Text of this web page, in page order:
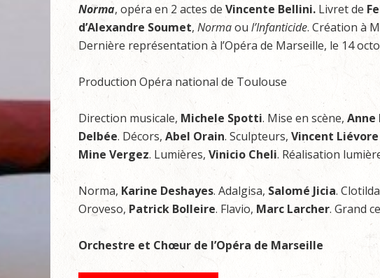
Norma, opéra en 2 actes de Vincente Bellini. Livret de
d’Alexandre Soumet, Normaou l’Infanticide. Création à
Dernière représentation à l’Opéra de Marseille, le 14
Production Opéra national de Toulouse
Direction musicale, Michele Spotti. Mise en scène, Anne
Delbée. Décors, Abel Orain. Sculpteurs, Vincent Liévore
Mine Vergez. Lumières, Vinicio Cheli. Réalisation
Norma, Karine Deshayes. Adalgisa, Salomé Jicia.
Oroveso, Patrick Bolleire. Flavio, Marc Larcher. Grand
Orchestre et Chœur de l’Opéra de Marseille